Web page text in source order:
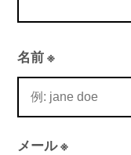
名前※
メール※